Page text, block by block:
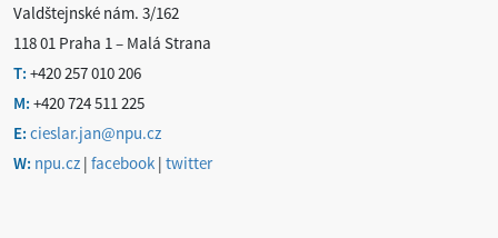
Valdštejnské nám. 3/162
118 01 Praha 1 – Malá Strana
T: +420 257 010 206
M: +420 724 511 225
E: cieslar.jan@npu.cz
W: npu.cz | facebook | twitter